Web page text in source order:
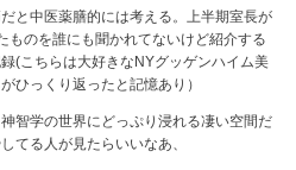
と中医薬膳的には考える。上半期室長が
ものを誰にも聞かれてないけど紹介する
(こちらは大好きなNYグッゲンハイム美
ひっくり返ったと記憶あり）
智学の世界にどっぷり浸れる凄い空間だ
てる人が見たらいいなあ、